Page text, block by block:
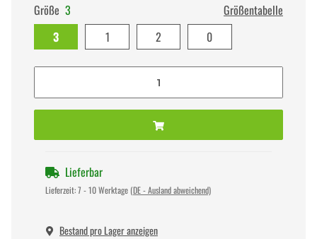
Größe 3
Größentabelle
3
1 2 0
Lieferbar
Lieferzeit:7 - 10 Werktage (DE - Ausland abweichend)
Bestand pro Lager anzeigen